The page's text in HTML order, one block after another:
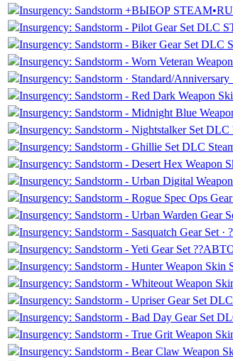
Insurgency: Sandstorm +ВЫБОР
Insurgency: Sandstorm - Pilot Gear Set DLC
Insurgency: Sandstorm - Biker Gear Set
Insurgency: Sandstorm - Worn Veteran
Insurgency: Sandstorm · Standard/
Insurgency: Sandstorm - Red Dark Weapon
Insurgency: Sandstorm - Midnight Blue
Insurgency: Sandstorm - Nightstalker Set
Insurgency: Sandstorm - Ghillie Set DLC
Insurgency: Sandstorm - Desert Hex Weapon
Insurgency: Sandstorm - Urban Digital
Insurgency: Sandstorm - Rogue Spec Ops
Insurgency: Sandstorm - Urban Warden Gear
Insurgency: Sandstorm - Sasquatch Gear Set
Insurgency: Sandstorm - Yeti Gear Set
Insurgency: Sandstorm - Hunter Weapon Skin
Insurgency: Sandstorm - Whiteout Weapon
Insurgency: Sandstorm - Upriser Gear Set
Insurgency: Sandstorm - Bad Day Gear Set
Insurgency: Sandstorm - True Grit Weapon
Insurgency: Sandstorm - Bear Claw Weapon